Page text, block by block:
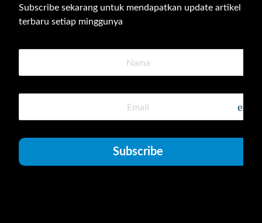
Subscribe sekarang untuk mendapatkan update artikel
terbaru setiap minggunya
Subscribe